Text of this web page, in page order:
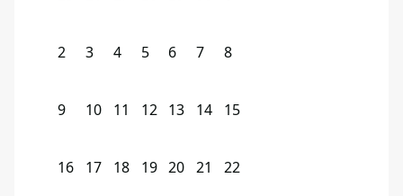
2 3 4 5 6 7 8
9 10 11 12 13 14 15
16 17 18 19 20 21 22